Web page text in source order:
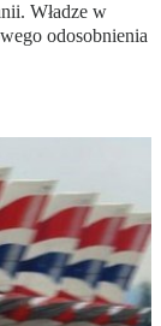
Władze w
odosobnienia